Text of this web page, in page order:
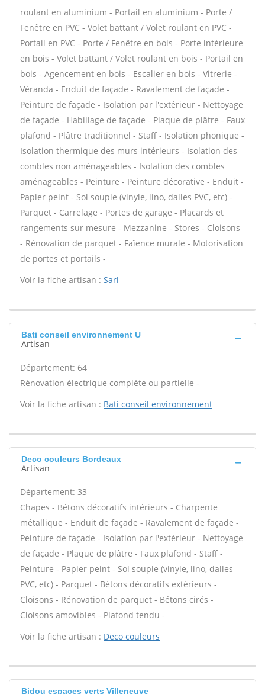
roulant en aluminium - Portail en aluminium - Porte /
Fenêtre en PVC - Volet battant / Volet roulant en PVC -
Portail en PVC - Porte / Fenêtre en bois - Porte intérieure
en bois - Volet battant / Volet roulant en bois - Portail en
bois - Agencement en bois - Escalier en bois - Vitrerie -
Véranda - Enduit de façade - Ravalement de façade -
Peinture de façade - Isolation par l'extérieur - Nettoyage
de façade - Habillage de façade - Plaque de plâtre - Faux
plafond - Plâtre traditionnel - Staff - Isolation phonique -
Isolation thermique des murs intérieurs - Isolation des
combles non aménageables - Isolation des combles
aménageables - Peinture - Peinture décorative - Enduit -
Papier peint - Sol souple (vinyle, lino, dalles PVC, etc) -
Parquet - Carrelage - Portes de garage - Placards et
rangements sur mesure - Mezzanine - Stores - Cloisons
- Rénovation de parquet - Faïence murale - Motorisation
de portes et portails -
Voir la fiche artisan : Sarl
Bati conseil environnement U
Artisan
Département: 64
Rénovation électrique complète ou partielle -
Voir la fiche artisan : Bati conseil environnement
Deco couleurs Bordeaux
Artisan
Département: 33
Chapes - Bétons décoratifs intérieurs - Charpente
métallique - Enduit de façade - Ravalement de façade -
Peinture de façade - Isolation par l'extérieur - Nettoyage
de façade - Plaque de plâtre - Faux plafond - Staff -
Peinture - Papier peint - Sol souple (vinyle, lino, dalles
PVC, etc) - Parquet - Bétons décoratifs extérieurs -
Cloisons - Rénovation de parquet - Bétons cirés -
Cloisons amovibles - Plafond tendu -
Voir la fiche artisan : Deco couleurs
Bidou espaces verts Villeneuve